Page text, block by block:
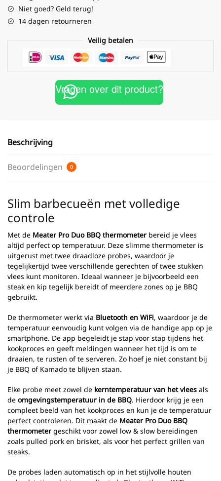
Niet goed? Geld terug!
14 dagen retourneren
Veilig betalen
Vragen over dit product?
Beschrijving
Beoordelingen 0
Slim barbecueën met volledige
controle
Met de Meater Pro Duo BBQ thermometer bereid je vlees
altijd perfect op temperatuur. Deze slimme thermometer is
uitgerust met twee draadloze probes, waardoor je
tegelijkertijd twee verschillende gerechten of twee stukken
vlees kunt monitoren. Ideaal wanneer je bijvoorbeeld een
steak en kip tegelijk bereidt of meerdere zones op je BBQ
gebruikt.
De thermometer werkt via Bluetooth en WiFi, waardoor je de
temperatuur eenvoudig kunt volgen via de handige app op je
smartphone. De app begeleidt je stap voor stap tijdens het
kookproces en geeft meldingen wanneer het tijd is om te
draaien, te rusten of te serveren. Zo hoef je niet constant bij
je BBQ of Kamado te blijven staan.
Elke probe meet zowel de kerntemperatuur van het vlees als
de omgevingstemperatuur in de BBQ. Hierdoor krijg je een
compleet beeld van het kookproces en kun je de temperatuur
perfect controleren. Dit maakt de Meater Pro Duo BBQ
thermometer geschikt voor zowel low & slow bereidingen
zoals pulled pork en brisket, als voor het perfect grillen van
steaks.
De probes laden automatisch op in het stijlvolle houten